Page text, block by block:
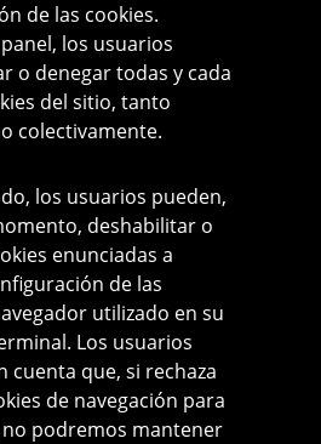
de las cookies.
los usuarios
o denegar todas y cada
del sitio, tanto
colectivamente.
los usuarios pueden,
deshabilitar o
enunciadas a
de las
utilizado en su
Los usuarios
cuenta que, si rechaza
de navegación para
no podremos mantener